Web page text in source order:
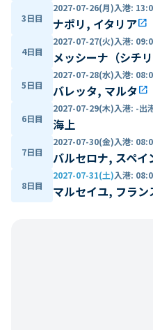
3日目
2027-07-26(月)入港:
ナポリ, イタリアopen_in_new
4日目
2027-07-27(火)入港:
メッシーナ（シチ
5日目
2027-07-28(水)入港:
バレッタ, マルタopen_in_new
6日目
2027-07-29(木)入港: -出
海上
7日目
2027-07-30(金)入港:
バルセロナ, スペイ
8日目
2027-07-31(土)入港:
マルセイユ, フラン